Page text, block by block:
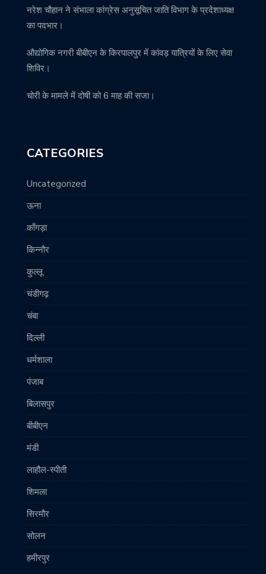
नरेश चौहान ने संभाला कांग्रेस अनुसूचित जाति विभाग के प्रदेशाध्यक्ष
का पदभार।
औद्योगिक नगरी बीबीएन के किरपालपुर में कांवड़ यात्रियों के लिए सेवा
शिविर।
चोरी के मामले में दोषी को 6 माह की सजा।
CATEGORIES
Uncategorized
ऊना
काँगड़ा
किन्नौर
कुल्लू
चंडीगढ़
चंबा
दिल्ली
धर्मशाला
पंजाब
बिलासपुर
बीबीएन
मंडी
लाहौल-स्पीती
शिमला
सिरमौर
सोलन
हमीरपुर